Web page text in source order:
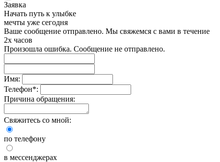
Заявка
Начать путь к улыбке
мечты уже сегодня
Ваше сообщение отправлено. Мы свяжемся с вами в течение
2х часов
Произошла ошибка. Сообщение не отправлено.
Имя:
Телефон*:
Причина обращения:
Свяжитесь со мной:
по телефону
в мессенджерах